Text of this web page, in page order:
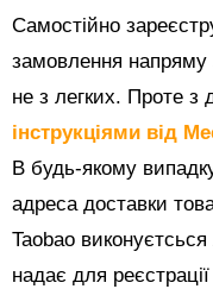
Самостійно
замовлення напряму
не з легких. Проте з
інструкціями від
В будь-якому
адреса доставки
Taobao
надає для